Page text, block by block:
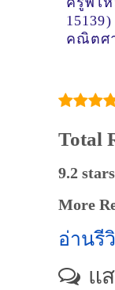
คณิตศ
Total
9.2
More
อ่านรี
แ